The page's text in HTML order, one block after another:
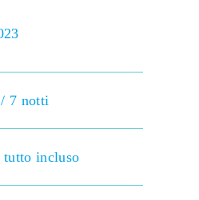
7 notti
tutto incluso